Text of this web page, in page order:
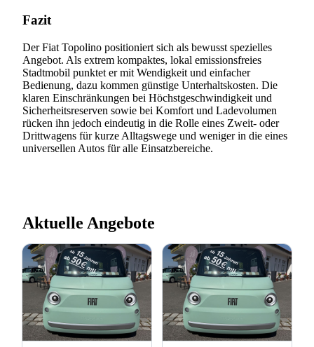
Fazit
Der Fiat Topolino positioniert sich als bewusst spezielles
Angebot. Als extrem kompaktes, lokal emissionsfreies
Stadtmobil punktet er mit Wendigkeit und einfacher
Bedienung, dazu kommen günstige Unterhaltskosten. Die
klaren Einschränkungen bei Höchstgeschwindigkeit und
Sicherheitsreserven sowie bei Komfort und Ladevolumen
rücken ihn jedoch eindeutig in die Rolle eines Zweit- oder
Drittwagens für kurze Alltagswege und weniger in die eines
universellen Autos für alle Einsatzbereiche.
Aktuelle Angebote